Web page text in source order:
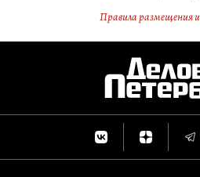
Правила размещения